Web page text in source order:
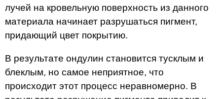
лучей на кровельную поверхность из данного
материала начинает разрушаться пигмент,
придающий цвет покрытию.
В результате ондулин становится тусклым и
блеклым, но самое неприятное, что
происходит этот процесс неравномерно. В